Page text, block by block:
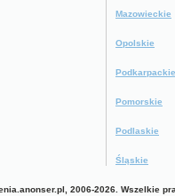
Mazowieckie
Opolskie
Podkarpackie
Pomorskie
Podlaskie
Śląskie
2006-2026. Wszelkie